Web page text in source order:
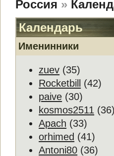
Россия »
Календарь
Именинники
zuev (35)
Rocketbill
(42)
paive (30)
kosmos2511 (36)
Apach (33)
orhimed (41)
Antoni80 (36)